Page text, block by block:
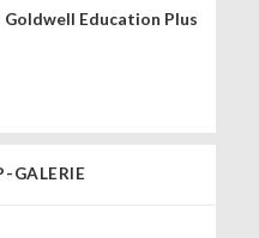
Goldwell Education Plus
GALERIE